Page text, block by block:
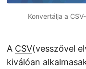
Konvertálja a
A CSV(vesszővel
kiválóan